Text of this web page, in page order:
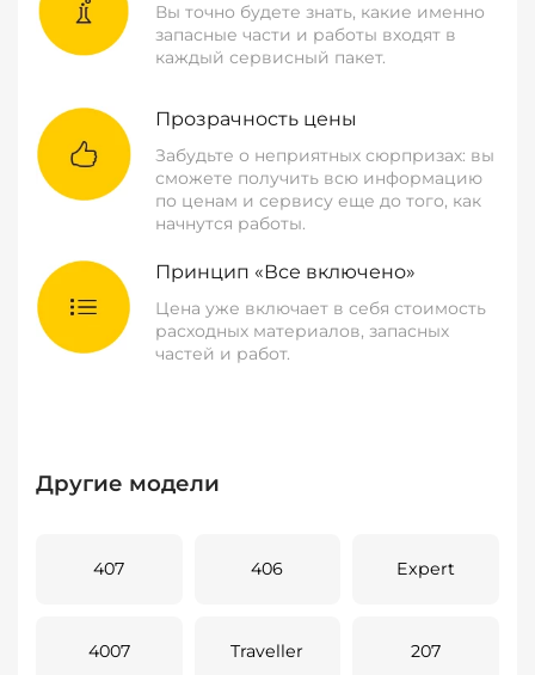
Вы точно будете знать, какие именно
запасные части и работы входят в
каждый сервисный пакет.
Прозрачность цены
Забудьте о неприятных сюрпризах: вы
сможете получить всю информацию
по ценам и сервису еще до того, как
начнутся работы.
Принцип «Все включено»
Цена уже включает в себя стоимость
расходных материалов, запасных
частей и работ.
Другие модели
407 406 Expert
4007 Traveller 207